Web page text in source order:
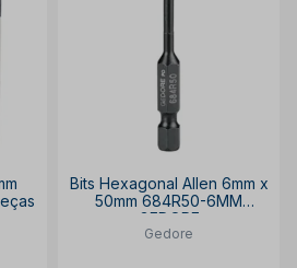
Bits Hexagonal Allen 6mm x
50mm 684R50-6MM
GEDORE
Gedore